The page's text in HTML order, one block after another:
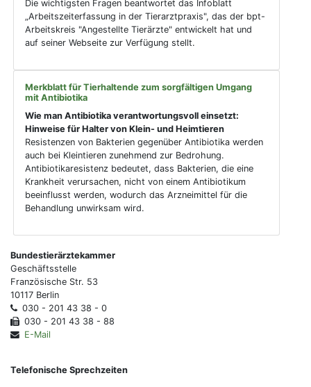
Die wichtigsten Fragen beantwortet das Infoblatt
„Arbeitszeiterfassung in der Tierarztpraxis", das der bpt-
Arbeitskreis "Angestellte Tierärzte" entwickelt hat und
auf seiner Webseite zur Verfügung stellt.
Merkblatt für Tierhaltende zum sorgfältigen Umgang
mit Antibiotika
Wie man Antibiotika verantwortungsvoll einsetzt:
Hinweise für Halter von Klein- und Heimtieren
Resistenzen von Bakterien gegenüber Antibiotika werden
auch bei Kleintieren zunehmend zur Bedrohung.
Antibiotikaresistenz bedeutet, dass Bakterien, die eine
Krankheit verursachen, nicht von einem Antibiotikum
beeinflusst werden, wodurch das Arzneimittel für die
Behandlung unwirksam wird.
Bundestierärztekammer
Geschäftsstelle
Französische Str. 53
10117 Berlin
030 - 201 43 38 - 0
030 - 201 43 38 - 88
E-Mail
Telefonische Sprechzeiten